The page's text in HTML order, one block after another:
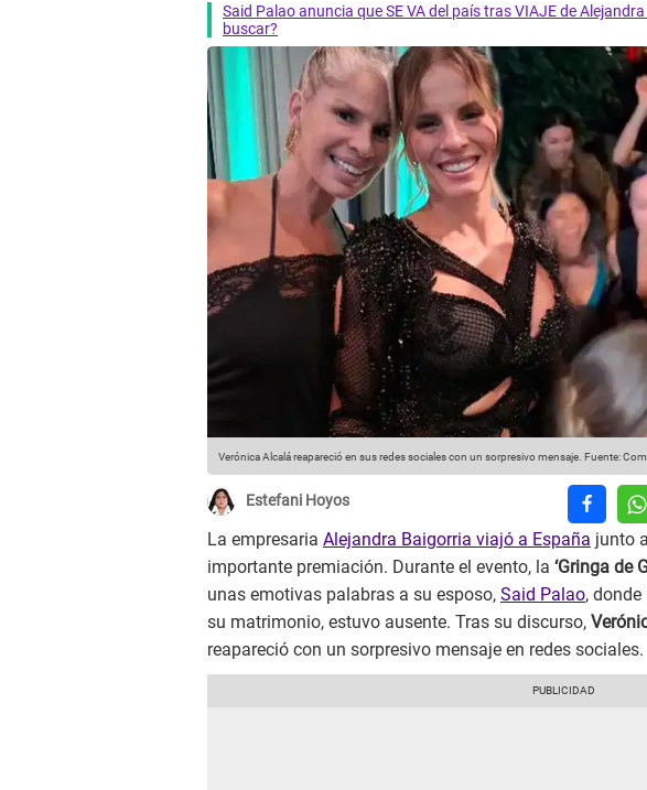
Said Palao anuncia que SE VA del país tras VIAJE de
buscar?
Verónica Alcalá reapareció en sus redes sociales con un sorpresivo mensaje. Fuente:
Estefani Hoyos
La empresaria Alejandra Baigorria viajó a España junto
importante premiación. Durante el evento, la ‘Gringa de
unas emotivas palabras a su esposo, Said Palao,
su matrimonio, estuvo ausente. Tras su discurso,
reapareció con un sorpresivo mensaje en redes sociales.